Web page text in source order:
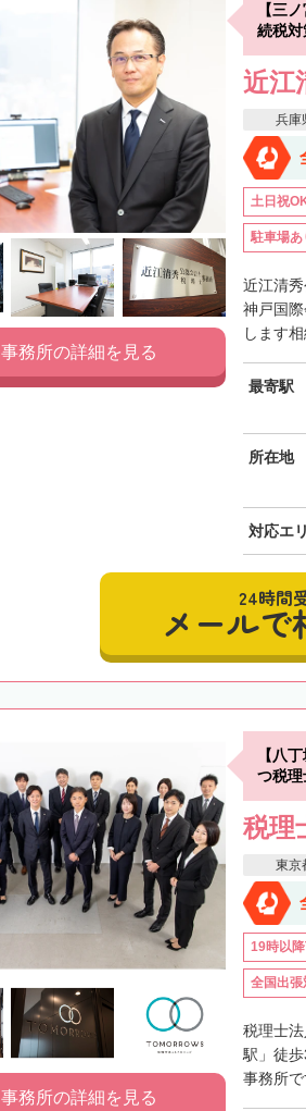
【三
続税
近江
兵庫
土日祝
駐車場あ
近江清
神戸国
します
最寄駅
所在地
対応エ
事務所の詳細を見る
24時間
メールで
【八
つ税
税理
東京
19時以
全国出張
税理士
駅」徒
事務所
事務所の詳細を見る